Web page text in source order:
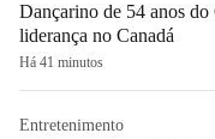
Dançarino de 54 anos
liderança no Canadá
Há 41 minutos
Entretenimento